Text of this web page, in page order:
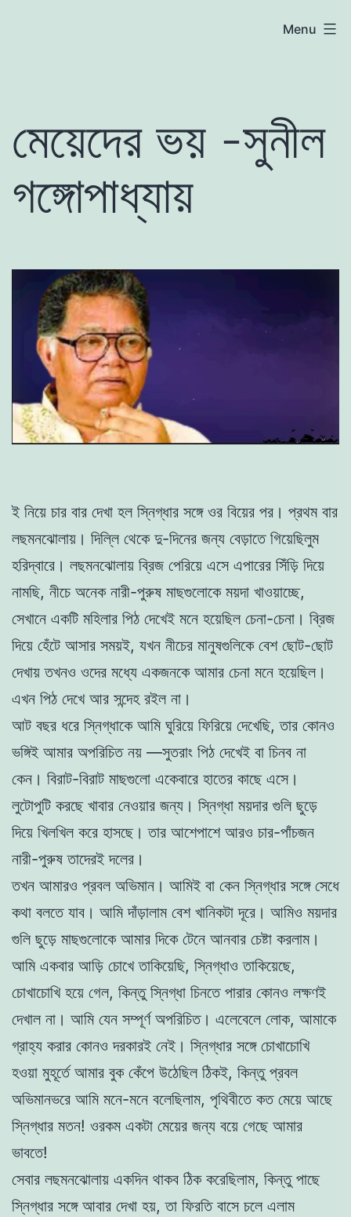
Menu
মেয়েদের ভয় -সুনীল
গঙ্গোপাধ্যায়
ই নিয়ে চার বার দেখা হল স্নিগ্ধার সঙ্গে ওর বিয়ের পর। প্রথম বার
লছমনঝোলায়। দিল্লি থেকে দু-দিনের জন্য বেড়াতে গিয়েছিলুম
হরিদ্বারে। লছমনঝোলায় ব্রিজ পেরিয়ে এসে এপারের সিঁড়ি দিয়ে
নামছি, নীচে অনেক নারী-পুরুষ মাছগুলোকে ময়দা খাওয়াচ্ছে,
সেখানে একটি মহিলার পিঠ দেখেই মনে হয়েছিল চেনা-চেনা। ব্রিজ
দিয়ে হেঁটে আসার সময়ই, যখন নীচের মানুষগুলিকে বেশ ছোট-ছোট
দেখায় তখনও ওদের মধ্যে একজনকে আমার চেনা মনে হয়েছিল।
এখন পিঠ দেখে আর সন্দেহ রইল না।
আট বছর ধরে স্নিগ্ধাকে আমি ঘুরিয়ে ফিরিয়ে দেখেছি, তার কোনও
ভঙ্গিই আমার অপরিচিত নয় —সুতরাং পিঠ দেখেই বা চিনব না
কেন। বিরাট-বিরাট মাছগুলো একেবারে হাতের কাছে এসে।
লুটোপুটি করছে খাবার নেওয়ার জন্য। স্নিগ্ধা ময়দার গুলি ছুড়ে
দিয়ে খিলখিল করে হাসছে। তার আশেপাশে আরও চার-পাঁচজন
নারী-পুরুষ তাদেরই দলের।
তখন আমারও প্রবল অভিমান। আমিই বা কেন স্নিগ্ধার সঙ্গে সেধে
কথা বলতে যাব। আমি দাঁড়ালাম বেশ খানিকটা দূরে। আমিও ময়দার
গুলি ছুড়ে মাছগুলোকে আমার দিকে টেনে আনবার চেষ্টা করলাম।
আমি একবার আড়ি চোখে তাকিয়েছি, স্নিগ্ধাও তাকিয়েছে,
চোখাচোখি হয়ে গেল, কিন্তু স্নিগ্ধা চিনতে পারার কোনও লক্ষণই
দেখাল না। আমি যেন সম্পূর্ণ অপরিচিত। এলেবেলে লোক, আমাকে
গ্রাহ্য করার কোনও দরকারই নেই। স্নিগ্ধার সঙ্গে চোখাচোখি
হওয়া মুহূর্তে আমার বুক কেঁপে উঠেছিল ঠিকই, কিন্তু প্রবল
অভিমানভরে আমি মনে-মনে বলেছিলাম, পৃথিবীতে কত মেয়ে আছে
স্নিগ্ধার মতন! ওরকম একটা মেয়ের জন্য বয়ে গেছে আমার
ভাবতে!
সেবার লছমনঝোলায় একদিন থাকব ঠিক করেছিলাম, কিন্তু পাছে
স্নিগ্ধার সঙ্গে আবার দেখা হয়, তা ফিরতি বাসে চলে এলাম